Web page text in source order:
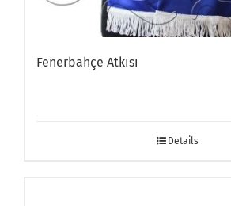
Fenerbahçe Atkısı
Details